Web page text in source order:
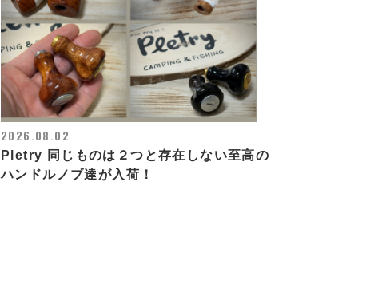
2026.08.02
Pletry 同じものは２つと存在しない至高の
ハンドルノブ達が入荷！